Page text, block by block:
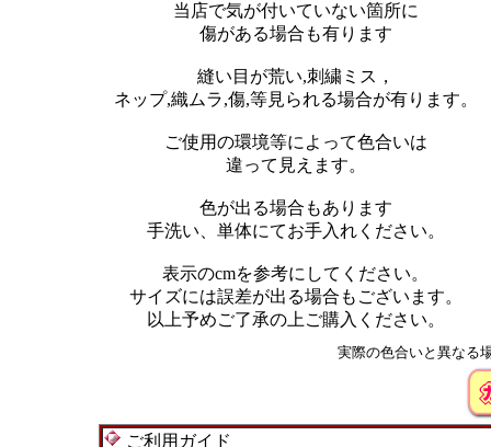
当店で気が付いていない箇所に
傷がある場合も有ります
縫い目が荒い,刺繍ミス，
ネップ,織ムラ,傷,等見られる場合が有ります。
ご使用の環境等によって色合いは
違って見えます。
色が出る場合もあります
手洗い、単体にてお手入れください。
表示のcmを参考にしてください。
サイズには誤差が出る場合もございます。
以上予めご了承の上ご購入ください。
実際の色合いと異なる
ご利用ガイド